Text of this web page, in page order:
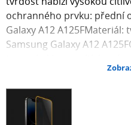
ochranného prvku: přední
Galaxy A12
Samsung Galaxy A12
A12 A125F , 3x hadřík pro
telefonu. Fotografie skla